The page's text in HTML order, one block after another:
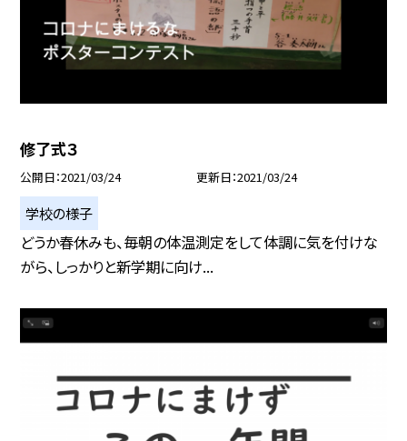
修了式３
公開日 2021/03/24 更新日 2021/03/24
学校の様子
どうか春休みも、毎朝の体温測定をして体調に気を付けな
がら、しっかりと新学期に向け...